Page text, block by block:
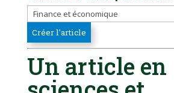
Un article en